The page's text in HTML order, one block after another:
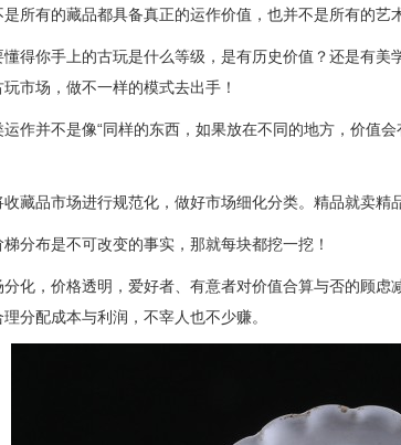
是所有的藏品都具备真正的运作价值，也并不是所有的艺
懂得你手上的古玩是什么等级，是有历史价值？还是有
市场，做不一样的模式去出手！
作并不是像“同样的东西，如果放在不同的地方，价值
藏品市场进行规范化，做好市场细化分类。精品就卖精
分布是不可改变的事实，那就每块都挖一挖！
分化，价格透明，爱好者、有意者对价值合算与否的顾
分配成本与利润，不宰人也不少赚。